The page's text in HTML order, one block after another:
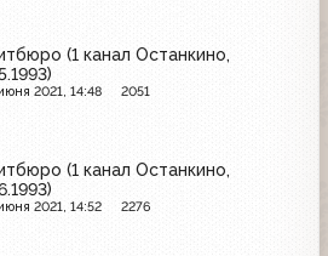
(1 канал Останкино,
2021, 14:48 2051
(1 канал Останкино,
2021, 14:52 2276